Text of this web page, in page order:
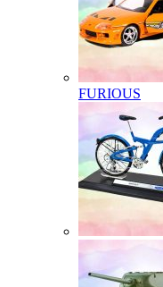
FURIOUS